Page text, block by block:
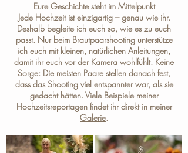
Eure Geschichte steht im Mittelpunkt
Jede Hochzeit ist einzigartig – genau wie ihr.
Deshalb begleite ich euch so, wie es zu euch
passt. Nur beim Brautpaarshooting unterstütze
ich euch mit kleinen, natürlichen Anleitungen,
damit ihr euch vor der Kamera wohlfühlt. Keine
Sorge: Die meisten Paare stellen danach fest,
dass das Shooting viel entspannter war, als sie
gedacht hätten. Viele Beispiele meiner
Hochzeitsreportagen findet ihr direkt in meiner
Galerie.